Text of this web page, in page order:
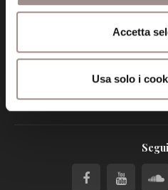
Accetta
Usa solo i
tel.
Posta